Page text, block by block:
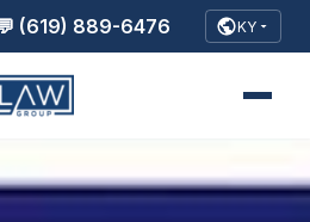
(619) 889-6476 KY